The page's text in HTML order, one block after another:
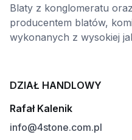
Blaty z konglomeratu
producentem blatów,
wykonanych z wysokiej
DZIAŁ HANDLOWY
Rafał Kalenik
info@4stone.com.pl